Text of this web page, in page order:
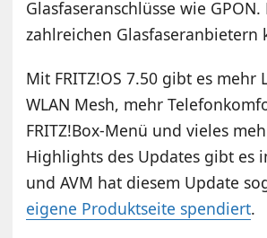
Glasfaseranschlüsse wie
zahlreichen Glasfaseranbietern
Mit FRITZ!OS 7.50 gibt es mehr
WLAN Mesh, mehr
FRITZ!Box-Menü und vieles
Highlights des Updates gibt es
und AVM hat diesem Update
eigene Produktseite spendiert.